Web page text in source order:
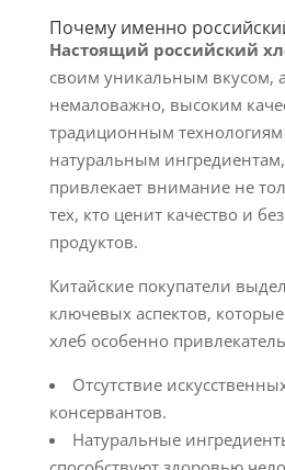
Почему именно
Настоящий российский
своим уникальным вкусом,
немаловажно, высоким
традиционным технологиям
натуральным ингредиентам,
привлекает внимание не
тех, кто ценит качество и
продуктов.
Китайские покупатели
ключевых аспектов,
хлеб особенно
Отсутствие
консервантов.
Натуральные